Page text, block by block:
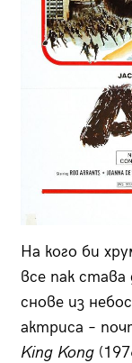
На кого би
все пак става
снове из
актриса –
King Kong